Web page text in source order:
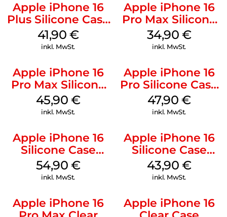
Apple iPhone 16
Plus Silicone Case
MagSafe Stone
Gray
41,90 €
inkl. MwSt.
Apple iPhone 16
Pro Max Silicone
Case MagSafe
Denim
34,90 €
inkl. MwSt.
Apple iPhone 16
Pro Max Silicone
Case MagSafe
Ultramarine
45,90 €
inkl. MwSt.
Apple iPhone 16
Pro Silicone Case
MagSafe Denim
47,90 €
inkl. MwSt.
Apple iPhone 16
Silicone Case
MagSafe Black
54,90 €
inkl. MwSt.
Apple iPhone 16
Silicone Case
MagSafe Plum
43,90 €
inkl. MwSt.
Apple iPhone 16
Apple iPhone 16